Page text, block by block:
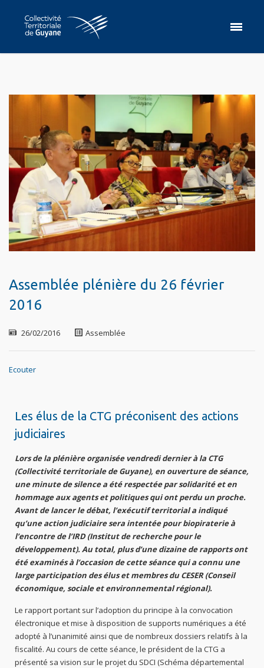
Assemblée plénière du 26 février
2016
26/02/2016 Assemblée
Ecouter
Les élus de la CTG préconisent des actions
judiciaires
Lors de la plénière organisée vendredi dernier à la CTG
(Collectivité territoriale de Guyane), en ouverture de séance,
une minute de silence a été respectée par solidarité et en
hommage aux agents et politiques qui ont perdu un proche.
Avant de lancer le débat, l’exécutif territorial a indiqué
qu’une action judiciaire sera intentée pour biopiraterie à
l’encontre de l’IRD (Institut de recherche pour le
développement). Au total, plus d’une dizaine de rapports ont
été examinés à l’occasion de cette séance qui a connu une
large participation des élus et membres du CESER (Conseil
économique, sociale et environnemental régional).
Le rapport portant sur l’adoption du principe à la convocation
électronique et mise à disposition de supports numériques a été
adopté à l’unanimité ainsi que de nombreux dossiers relatifs à la
fiscalité. Au cours de cette séance, le président de la CTG a
présenté sa vision sur le projet du SDCI (Schéma départemental